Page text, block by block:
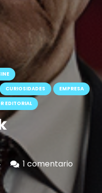
CURIOSIDADES
EMPRESA
EDITORIAL
1 comentario